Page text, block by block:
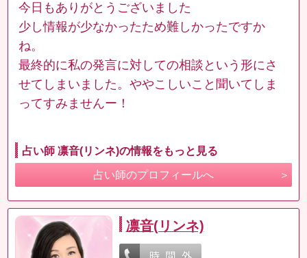
今日もありがとうございました
少し情報が少なかったため難しかったですか
ね。
最終的に私の発言に対しての相談という形にさ
せてしまいました。ややこしいこと聞いてしま
ってすみませんー！
占い師 凛音(リンネ)の情報をもっと見る
占い師のプロフィールへ
凛音(リンネ)